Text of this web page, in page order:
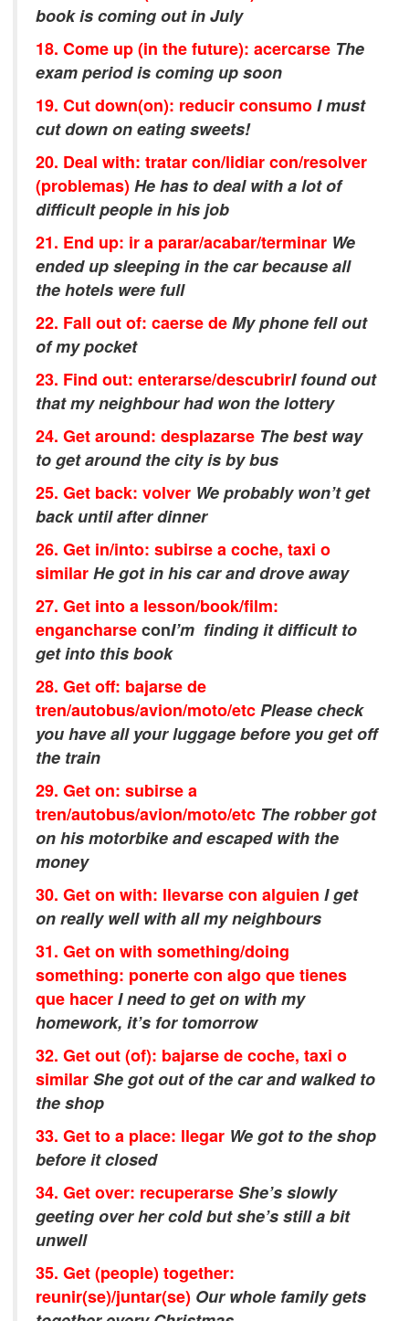
book is coming out in July
18. Come up (in the future): acercarse The
exam period is coming up soon
19. Cut down(on): reducir consumoI must
cut down on eating sweets!
20. Deal with: tratar con/lidiar con/resolver
(problemas)He has to deal with a lot of
difficult people in his job
21. End up: ir a parar/acabar/terminar We
ended up sleeping in the car because all
the hotels were full
22. Fall out of: caerse deMy phone fell out
of my pocket
23. Find out: enterarse/descubrirI found out
that my neighbour had won the lottery
24. Get around: desplazarse The best way
to get around the city is by bus
25. Get back: volver We probably won’t get
back until after dinner
26. Get in/into: subirse a coche, taxi o
similarHe got in his car and drove away
27. Get into a lesson/book/film:
engancharseconI’m finding it difficult to
get into this book
28. Get off: bajarse de
tren/autobus/avion/moto/etcPlease check
you have all your luggage before you get off
the train
29. Get on: subirse a
tren/autobus/avion/moto/etc The robber got
on his motorbike and escaped with the
money
30. Get on with: llevarse con alguien I get
on really well with all my neighbours
31. Get on with something/doing
something: ponerte con algo que tienes
que hacerI need to get on with my
homework, it’s for tomorrow
32. Get out (of): bajarse de coche, taxi o
similarShe got out of the car and walked to
the shop
33. Get to a place: llegar We got to the shop
before it closed
34. Get over: recuperarseShe’s slowly
geeting over her cold but she’s still a bit
unwell
35. Get (people) together:
reunir(se)/juntar(se) Our whole family gets